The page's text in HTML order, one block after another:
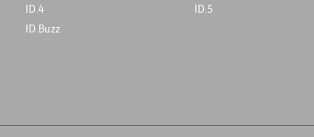
ID.4
ID.5
ID.Buzz